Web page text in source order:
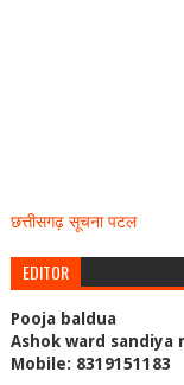
छत्तीसगढ़ सूचना पटल
EDITOR
Pooja baldua
Ashok ward sandiya
Mobile: 8319151183